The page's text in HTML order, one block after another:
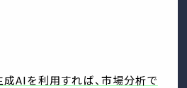
AIを利用すれば、市場分析で